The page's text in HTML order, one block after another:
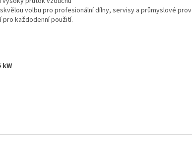
volbu pro profesionální dílny, servisy a průmyslové
každodenní použití.
kW